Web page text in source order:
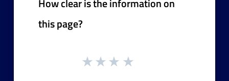
How clear is the information on
this page?